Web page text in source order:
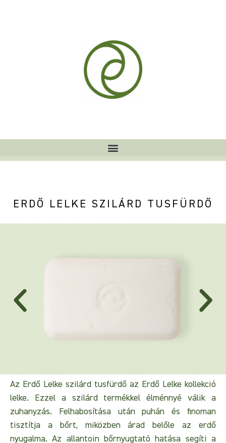
ERDŐ LELKE SZILÁRD TUSFÜRDŐ
Az Erdő Lelke szilárd tusfürdő az Erdő Lelke kollekció
lelke. Ezzel a szilárd termékkel élménnyé válik a
zuhanyzás. Felhabosítása után puhán és finoman
tisztítja a bőrt, miközben árad belőle az erdő
nyugalma. Az allantoin bőrnyugtató hatása segíti a